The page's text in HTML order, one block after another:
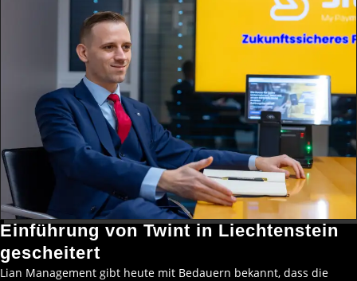
Einführung von Twint in Liechtenstein
gescheitert
Lian Management gibt heute mit Bedauern bekannt, dass die